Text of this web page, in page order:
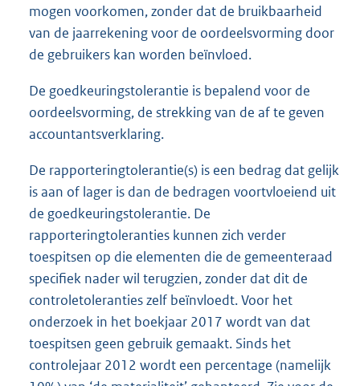
mogen voorkomen, zonder dat de bruikbaarheid
van de jaarrekening voor de oordeelsvorming door
de gebruikers kan worden beïnvloed.
De goedkeuringstolerantie is bepalend voor de
oordeelsvorming, de strekking van de af te geven
accountantsverklaring.
De rapporteringtolerantie(s) is een bedrag dat gelijk
is aan of lager is dan de bedragen voortvloeiend uit
de goedkeuringstolerantie. De
rapporteringtoleranties kunnen zich verder
toespitsen op die elementen die de gemeenteraad
specifiek nader wil terugzien, zonder dat dit de
controletoleranties zelf beïnvloedt. Voor het
onderzoek in het boekjaar 2017 wordt van dat
toespitsen geen gebruik gemaakt. Sinds het
controlejaar 2012 wordt een percentage (namelijk